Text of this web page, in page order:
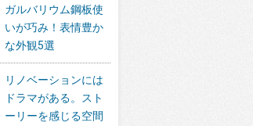
ガルバリウム鋼板使
いが巧み！表情豊か
な外観5選
リノベーションには
ドラマがある。スト
ーリーを感じる空間